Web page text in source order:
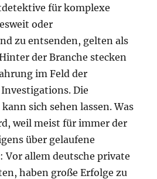
für komplexe
oder
zu entsenden, gelten als
der Branche stecken
im Feld der
Die
sich sehen lassen. Was
weil meist für immer der
über gelaufene
Vor allem deutsche private
haben große Erfolge zu